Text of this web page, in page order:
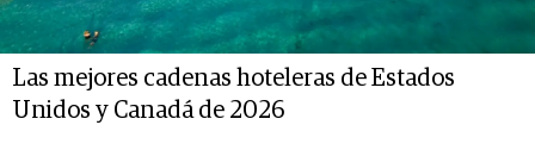
Las mejores cadenas hoteleras de Estados
Unidos y Canadá de 2026